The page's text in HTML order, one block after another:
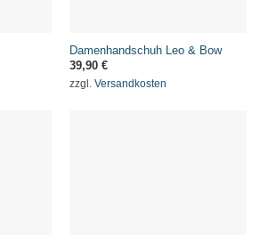
Damenhandschuh Leo & Bow
39,90 €
zzgl. Versandkosten